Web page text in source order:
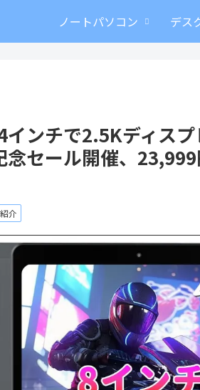
ノートパソコン デス
ンチで2.5Kディスプ
セール開催、23,999
介